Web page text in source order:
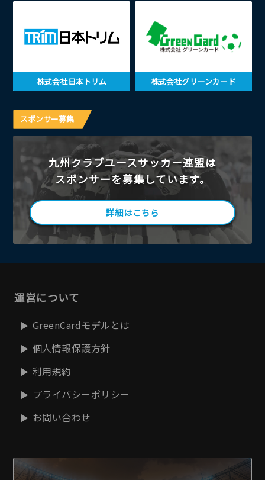
株式会社日本トリム 株式会社グリーンカード
スポンサー募集
九州クラブユースサッカー連盟は
スポンサーを募集しています。
詳細はこちら
運営について
GreenCardモデルとは
個人情報保護方針
利用規約
プライバシーポリシー
お問い合わせ